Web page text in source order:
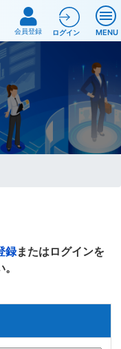
MENU
会員登録 ログイン
録またはログインを